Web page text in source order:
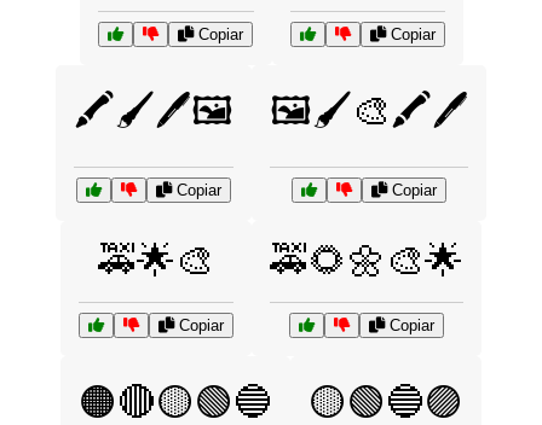
Copiar Copiar
🖍️🖌️🖊️🖼️
Copiar
🖼️🖌️🎨🖍️🖊️
Copiar
🚕🌟🎨
Copiar
🚕🌻🌼🎨🌟
Copiar
🟠🔴🟡🟢🔵 🟡🟢🔵🟣